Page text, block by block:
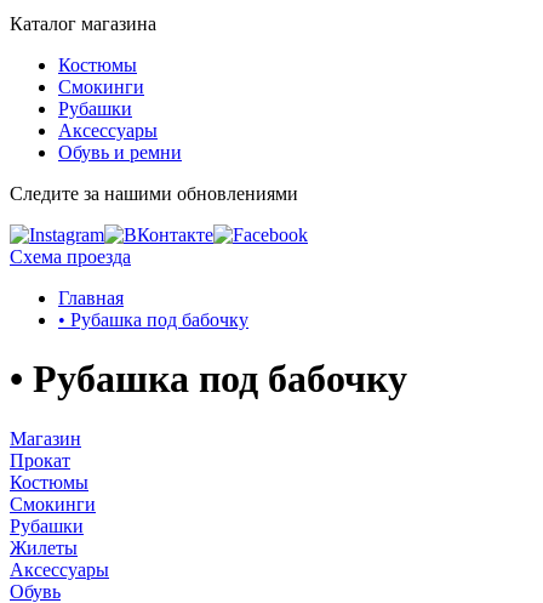
Каталог магазина
Костюмы
Смокинги
Рубашки
Аксессуары
Обувь и ремни
Следите за нашими обновлениями
Схема проезда
Главная
• Рубашка под бабочку
• Рубашка под бабочку
Магазин
Прокат
Костюмы
Смокинги
Рубашки
Жилеты
Аксессуары
Обувь